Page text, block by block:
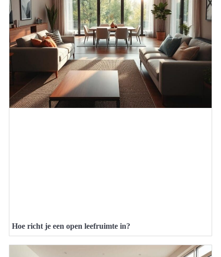
Hoe richt je een open leefruimte in?